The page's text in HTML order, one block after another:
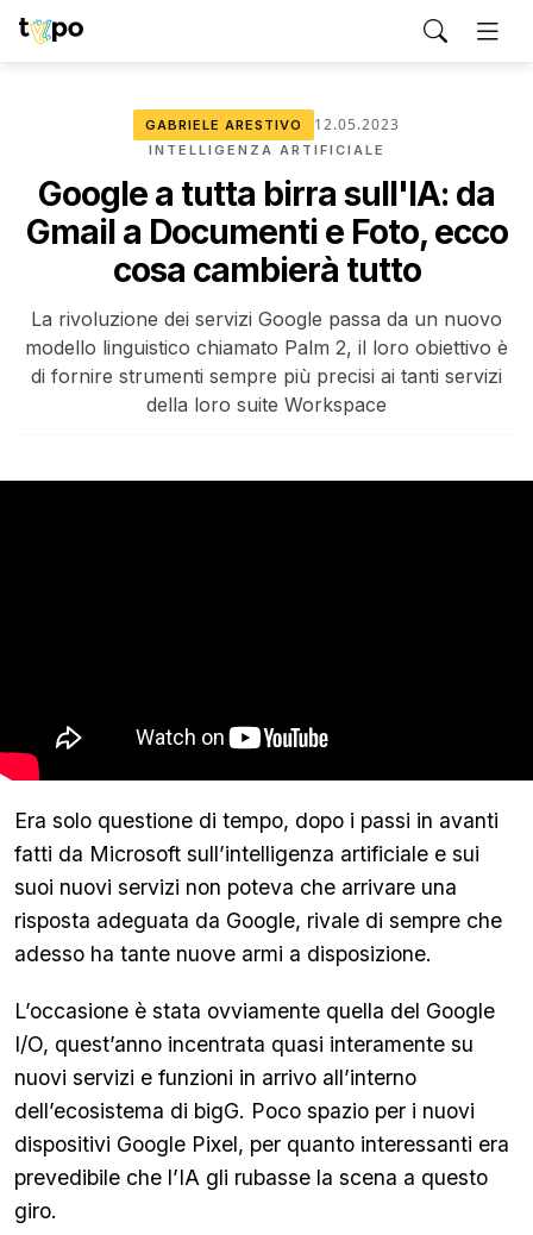
GABRIELE ARESTIVO 12.05.2023
INTELLIGENZA ARTIFICIALE
Google a tutta birra sull'IA: da
Gmail a Documenti e Foto, ecco
cosa cambierà tutto
La rivoluzione dei servizi Google passa da un nuovo
modello linguistico chiamato Palm 2, il loro obiettivo è
di fornire strumenti sempre più precisi ai tanti servizi
della loro suite Workspace
Era solo questione di tempo, dopo i passi in avanti
fatti da Microsoft sull’intelligenza artificiale e sui
suoi nuovi servizi non poteva che arrivare una
risposta adeguata da Google, rivale di sempre che
adesso ha tante nuove armi a disposizione.
L’occasione è stata ovviamente quella del Google
I/O, quest’anno incentrata quasi interamente su
nuovi servizi e funzioni in arrivo all’interno
dell’ecosistema di bigG. Poco spazio per i nuovi
dispositivi Google Pixel, per quanto interessanti era
prevedibile che l’IA gli rubasse la scena a questo
giro.